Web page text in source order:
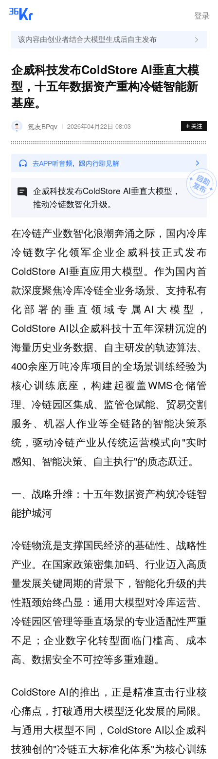
登录
该内容由创业者结合大模型生成后自主发布
企威科技发布ColdStore AI垂直大模
型，十五年数据资产重构冷链智能新
基座。
氪友BPqv 2026年04月22日 08:03
企威科技发布ColdStore AI垂直大模型，
推动冷链数智化升级。
在冷链产业数智化浪潮奔涌之际，国内冷库
冷链数字化领军企业企威科技正式发布
ColdStore AI垂直应用大模型。作为国内首
款深度聚焦冷库冷链全业务场景、支持私有
化部署的垂直领域专属AI大模型，
ColdStore AI以企威科技十五年深耕沉淀的
海量历史业务数据、自主研发的轨迹算法、
400余座万吨冷库项目的全场景训练经验为
核心训练底座，构建起覆盖WMS仓储管
理、冷链园区集成、监管仓赋能、贸易交割
服务、机器人作业等全链路的智能决策系
统，驱动冷链产业从传统运营模式向"实时
感知、智能决策、自主执行"的质态跃迁。
一、战略升维：十五年数据资产构筑冷链智
能护城河
冷链物流是支撑国民经济的基础性、战略性
产业。在国家政策密集加码、行业迈入高质
量发展关键周期的背景下，智能化升级的共
性瓶颈始终凸显：通用大模型对冷库运营、
冷链园区管理等垂直场景的专业适配性严重
不足；企业数字化转型面临门槛高、成本
高、数据安全不可控等多重难题。
ColdStore AI的推出，正是精准直击行业核
心痛点，打破通用大模型泛化发展的局限。
与通用大模型不同，ColdStore AI以企威科
技独创的"冷链五大标准化体系"为核心训练